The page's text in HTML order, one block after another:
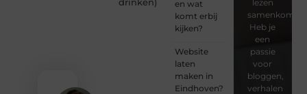
drinken)
en wat
komt erbij
kijken?
Website
laten
maken in
Eindhoven?
lezen
samenkomen.
Heb je
een
passie
voor
bloggen,
verhalen